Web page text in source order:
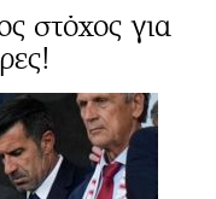
στόχος για